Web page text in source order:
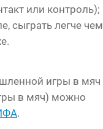
или контроль);
сыграть легче чем
игры в мяч
в мяч) можно
.